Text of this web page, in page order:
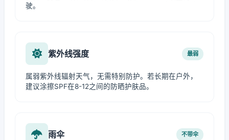
驶。
紫外线强度 最弱
属弱紫外线辐射天气，无需特别防护。若长期在户外，
建议涂擦SPF在8-12之间的防晒护肤品。
雨伞 不带伞